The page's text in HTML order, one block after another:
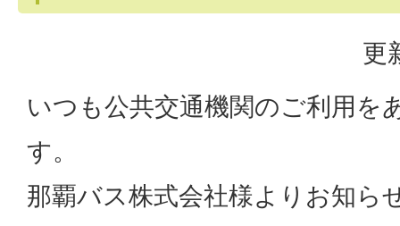
更
いつも公共交通機関のご利用を
す。
那覇バス株式会社様よりお知ら